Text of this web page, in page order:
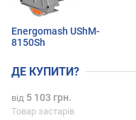
Energomash UShM-
8150Sh
ДЕ КУПИТИ?
від 5 103 грн.
Товар застарів